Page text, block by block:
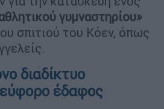
γυμναστηρίου»
σπιτιού του Κόεν, όπως
διαδίκτυο
έδαφος